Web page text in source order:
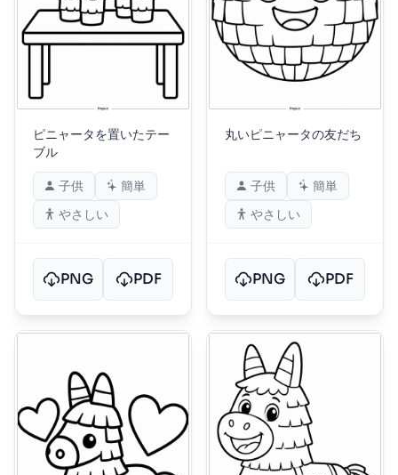
ピニャータを置いたテー
ブル
子供
簡単
やさしい
PNG PDF
丸いピニャータの友だち
子供
簡単
やさしい
PNG PDF